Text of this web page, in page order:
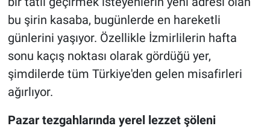
bu şirin kasaba, bugünlerde en hareketli
günlerini yaşıyor. Özellikle İzmirlilerin hafta
sonu kaçış noktası olarak gördüğü yer,
şimdilerde tüm Türkiye'den gelen misafirleri
ağırlıyor.
Pazar tezgahlarında yerel lezzet şöleni